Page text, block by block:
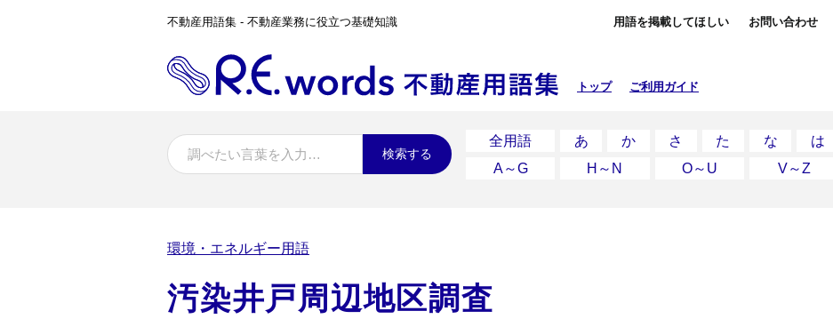
不動産用語集 - 不動産業務に役立つ基礎知識 用語を掲載してほしい お問い合わせ
トップ ご利用ガイド
検索する
全用語 あ か さ た な は
A～G
H～N O～U V～Z
環境・エネルギー用語
汚染井戸周辺地区調査